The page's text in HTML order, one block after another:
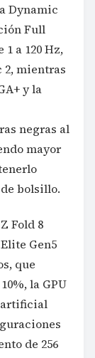
Dynamic
Full
a 120 Hz,
2, mientras
y la
negras al
mayor
bolsillo.
Fold 8
Gen5
que
la GPU
artificial
de 256